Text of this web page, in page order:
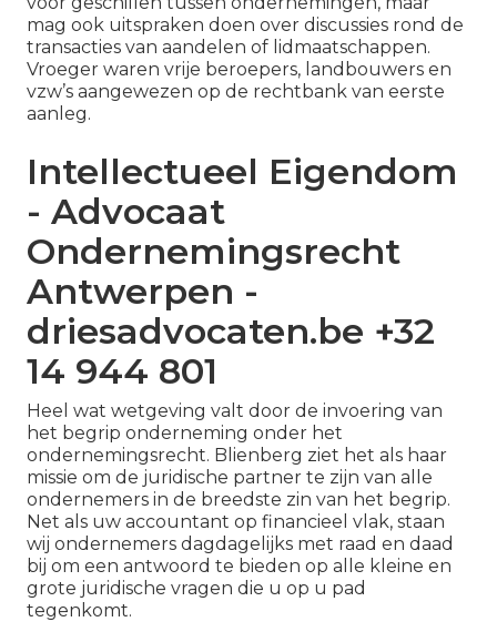
mag ook uitspraken doen over discussies rond de
transacties van aandelen of lidmaatschappen.
Vroeger waren vrije beroepers, landbouwers en
vzw’s aangewezen op de rechtbank van eerste
aanleg.
Intellectueel Eigendom
- Advocaat
Ondernemingsrecht
Antwerpen -
driesadvocaten.be +32
14 944 801
Heel wat wetgeving valt door de invoering van
het begrip onderneming onder het
ondernemingsrecht. Blienberg ziet het als haar
missie om de juridische partner te zijn van alle
ondernemers in de breedste zin van het begrip.
Net als uw accountant op financieel vlak, staan
wij ondernemers dagdagelijks met raad en daad
bij om een antwoord te bieden op alle kleine en
grote juridische vragen die u op u pad
tegenkomt.